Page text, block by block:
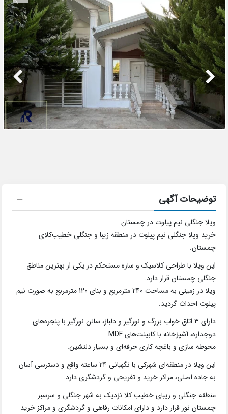
توضیحات آگهی
ویلا جنگلی نیم پیلوت در چمستان
خرید ویلا جنگلی نیم پیلوت در منطقه زیبا و جنگلی خطیب‌کلای
چمستان.
این ویلا با طراحی کلاسیک و سازه مستحکم در یکی از بهترین مناطق
جنگلی چمستان قرار دارد.
ویلا در زمینی به مساحت 240 مترمربع و بنای 120 مترمربع به صورت نیم
پیلوت احداث گردید.
دارای 3 اتاق خواب بزرگ و نورگیر و دلباز، سالن نورگیر با پنجره‌های
دوجداره، آشپزخانه با کابینت‌های MDF.
محوطه سازی و باغچه کاری حرفه‌ای و بسیار دلنشین.
این ویلا در منطقه‌ای شهرکی با نگهبانی ۲۴ ساعته واقع و دسترسی آسان
به جاده اصلی، مراکز خرید و تفریحی و گردشگری دارد.
منطقه جنگلی و زیبای خطیب کلا نزدیک به شهر جنگلی و سرسبز
چمستان نور قرار دارد و دارای امکانات رفاهی و گردشگری و مراکز خرید